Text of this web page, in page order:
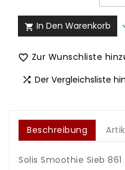
 In Den Warenkorb
 Zur Wunschliste
 Der Vergleichsliste
Beschreibung
Solis Smoothie Sieb 861